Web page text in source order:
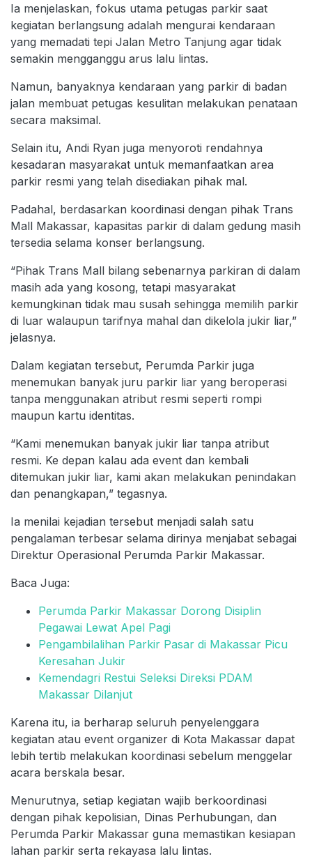
Ia menjelaskan, fokus utama petugas parkir saat
kegiatan berlangsung adalah mengurai kendaraan
yang memadati tepi Jalan Metro Tanjung agar tidak
semakin mengganggu arus lalu lintas.
Namun, banyaknya kendaraan yang parkir di badan
jalan membuat petugas kesulitan melakukan penataan
secara maksimal.
Selain itu, Andi Ryan juga menyoroti rendahnya
kesadaran masyarakat untuk memanfaatkan area
parkir resmi yang telah disediakan pihak mal.
Padahal, berdasarkan koordinasi dengan pihak Trans
Mall Makassar, kapasitas parkir di dalam gedung masih
tersedia selama konser berlangsung.
“Pihak Trans Mall bilang sebenarnya parkiran di dalam
masih ada yang kosong, tetapi masyarakat
kemungkinan tidak mau susah sehingga memilih parkir
di luar walaupun tarifnya mahal dan dikelola jukir liar,”
jelasnya.
Dalam kegiatan tersebut, Perumda Parkir juga
menemukan banyak juru parkir liar yang beroperasi
tanpa menggunakan atribut resmi seperti rompi
maupun kartu identitas.
“Kami menemukan banyak jukir liar tanpa atribut
resmi. Ke depan kalau ada event dan kembali
ditemukan jukir liar, kami akan melakukan penindakan
dan penangkapan,” tegasnya.
Ia menilai kejadian tersebut menjadi salah satu
pengalaman terbesar selama dirinya menjabat sebagai
Direktur Operasional Perumda Parkir Makassar.
Baca Juga:
Perumda Parkir Makassar Dorong Disiplin
Pegawai Lewat Apel Pagi
Pengambilalihan Parkir Pasar di Makassar Picu
Keresahan Jukir
Kemendagri Restui Seleksi Direksi PDAM
Makassar Dilanjut
Karena itu, ia berharap seluruh penyelenggara
kegiatan atau event organizer di Kota Makassar dapat
lebih tertib melakukan koordinasi sebelum menggelar
acara berskala besar.
Menurutnya, setiap kegiatan wajib berkoordinasi
dengan pihak kepolisian, Dinas Perhubungan, dan
Perumda Parkir Makassar guna memastikan kesiapan
lahan parkir serta rekayasa lalu lintas.